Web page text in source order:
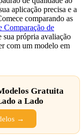
aplicação precisa e a
comparando as
Comparação de
sua própria avaliação
com um modelo em
Gratuita
a Lado
→